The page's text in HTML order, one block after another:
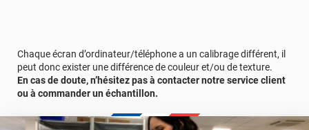
Chaque écran d’ordinateur/téléphone a un calibrage différent, il
peut donc exister une différence de couleur et/ou de texture.
En cas de doute, n’hésitez pas à contacter notre service client
ou à commander un échantillon.